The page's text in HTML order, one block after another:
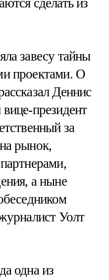
завесу тайны
проектами. О
Деннис
президент
за
рынок,
а ныне
Уолт
одна из